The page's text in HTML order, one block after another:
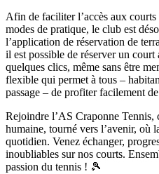
Afin de faciliter l’accès aux courts
modes de pratique, le club est
l’application de réservation de
il est possible de réserver un
quelques clics, même sans être
flexible qui permet à tous –
passage – de profiter facilement
Rejoindre l’AS Craponne Tennis,
humaine, tourné vers l’avenir, où
quotidien. Venez échanger,
inoubliables sur nos courts.
passion du tennis ! 🎾